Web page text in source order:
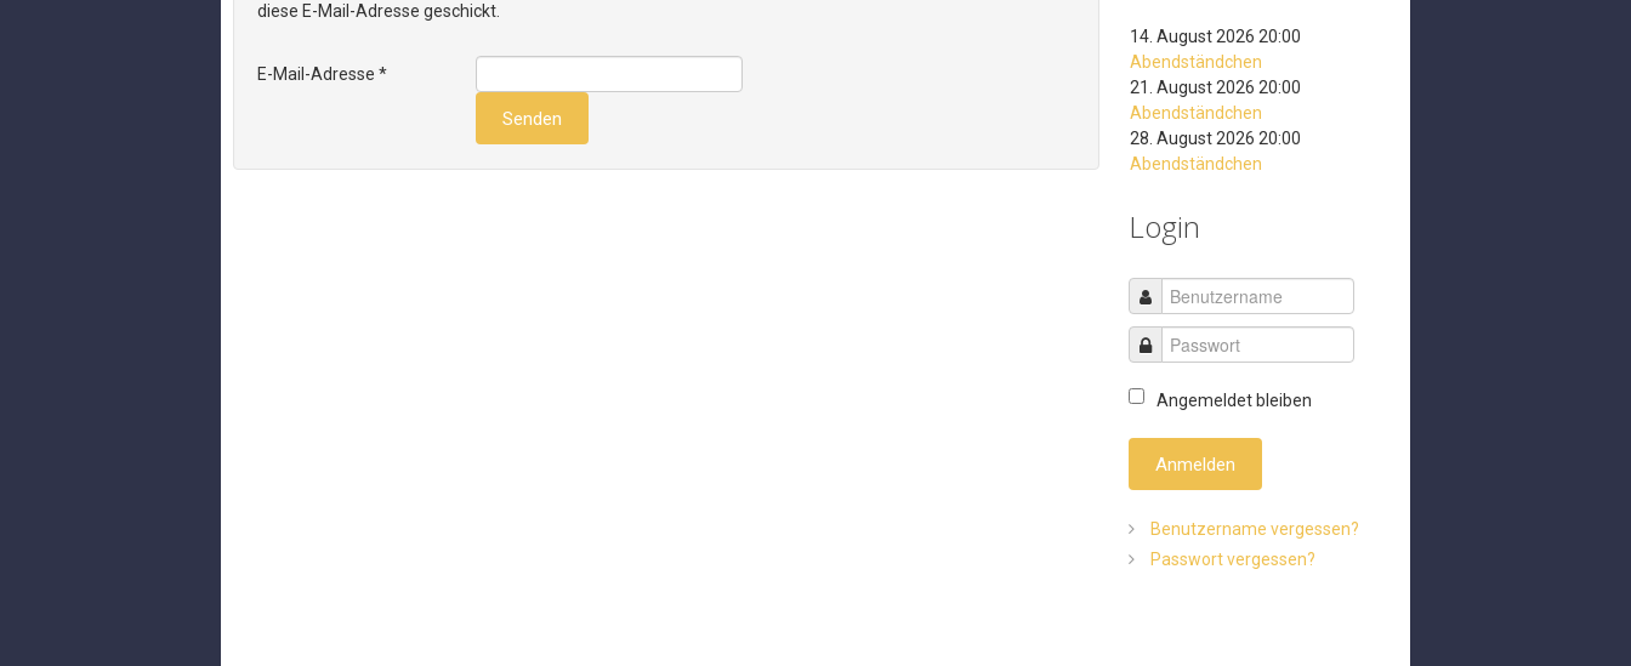
diese E-Mail-Adresse geschickt.
E-Mail-Adresse *
Senden
14. August 2026 20:00
Abendständchen
21. August 2026 20:00
Abendständchen
28. August 2026 20:00
Abendständchen
Login
Angemeldet bleiben
Anmelden
Benutzername vergessen?
Passwort vergessen?